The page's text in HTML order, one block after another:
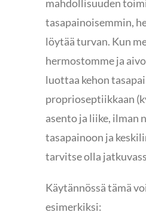
mahdollisuuden
tasapainoisemmin,
löytää turvan. Kun
hermostomme ja
luottaa kehon
proprioseptiikkaan
asento ja liike, ilman
tasapainoon ja
tarvitse olla
Käytännössä tämä
esimerkiksi: